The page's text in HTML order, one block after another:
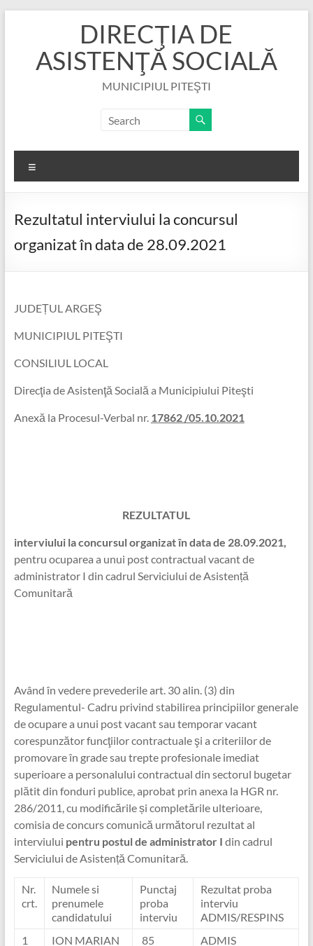
DIRECŢIA DE
ASISTENŢĂ SOCIALĂ
MUNICIPIUL PITEŞTI
Rezultatul interviului la concursul
organizat în data de 28.09.2021
JUDEȚUL ARGEŞ
MUNICIPIUL PITEŞTI
CONSILIUL LOCAL
Direcţia de Asistenţă Socială a Municipiului Piteşti
Anexă la Procesul-Verbal nr. 17862 /05.10.2021
REZULTATUL
interviului la concursul organizat în data de 28.09.2021,
pentru ocuparea a unui post contractual vacant de
administrator I din cadrul Serviciului de Asistență
Comunitară
Având în vedere prevederile art. 30 alin. (3) din
Regulamentul- Cadru privind stabilirea principiilor generale
de ocupare a unui post vacant sau temporar vacant
corespunzător funcţiilor contractuale şi a criteriilor de
promovare în grade sau trepte profesionale imediat
superioare a personalului contractual din sectorul bugetar
plătit din fonduri publice, aprobat prin anexa la HGR nr.
286/2011, cu modificările și completările ulterioare,
comisia de concurs comunică următorul rezultat al
interviului pentru postul de administrator I din cadrul
Serviciului de Asistență Comunitară.
Nr.
crt.
Numele si
prenumele
candidatului
Punctaj
proba
interviu
Rezultat proba
interviu
ADMIS/RESPINS
1
ION MARIAN
85
ADMIS